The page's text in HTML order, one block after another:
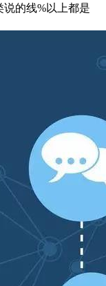
的线%以上都是